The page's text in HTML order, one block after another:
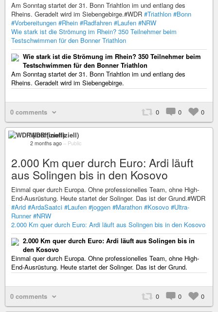
Am Sonntag startet der 31. Bonn Triahtlon im und entlang des
Rheins. Geradelt wird im Siebengebirge.#WDR #Triathlon #Bonn
#Vorbereitungen #Rhein #Radfahren #Laufen #NRW
Wie stark ist die Strömung im Rhein? 350 Teilnehmer beim
Testschwimmen für den Bonner Triathlon
Wie stark ist die Strömung im Rhein? 350 Teilnehmer beim
Testschwimmen für den Bonner Triathlon
Am Sonntag startet der 31. Bonn Triahtlon im und entlang des
Rheins. Geradelt wird im Siebengebirge.
0 comments 0 0 0
WDR (inoffiziell)
2 months ago – Public
2.000 Km quer durch Euro: Ardi läuft
aus Solingen bis in den Kosovo
Einmal quer durch Europa. Ohne professionelles Team, ohne High-
End-Ausrüstung. Heute startet der Solinger. Das ist der Grund.#WDR
#Arid #ArdaSaatci #Laufen #joggen #Marathon #Kosovo #Ultra-
Runner #NRW
2.000 Km quer durch Euro: Ardi läuft aus Solingen bis in den Kosovo
2.000 Km quer durch Euro: Ardi läuft aus Solingen bis in
den Kosovo
Einmal quer durch Europa. Ohne professionelles Team, ohne High-
End-Ausrüstung. Heute startet der Solinger. Das ist der Grund.
0 comments 0 0 0